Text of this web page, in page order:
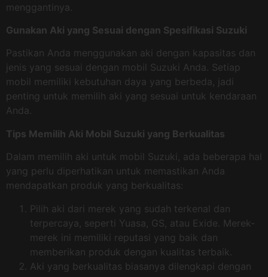
menggantinya.
Gunakan Aki yang Sesuai dengan Spesifikasi Suzuki
Pastikan Anda menggunakan aki dengan kapasitas dan
jenis yang sesuai dengan mobil Suzuki Anda. Setiap
mobil memiliki kebutuhan daya yang berbeda, jadi
penting untuk memilih aki yang sesuai untuk kendaraan
Anda.
Tips Memilih Aki Mobil Suzuki yang Berkualitas
Dalam memilih aki untuk mobil Suzuki, ada beberapa hal
yang perlu diperhatikan untuk memastikan Anda
mendapatkan produk yang berkualitas:
Pilih aki dari merek yang sudah terkenal dan
terpercaya, seperti Yuasa, GS, atau Exide. Merek-
merek ini memiliki reputasi yang baik dan
memberikan produk dengan kualitas terbaik.
Aki yang berkualitas biasanya dilengkapi dengan